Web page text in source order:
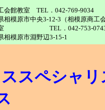
会館教室 TEL．042-769-9034
模原市中央3-12-3（相模原商工
室 TEL．042-753-
相模原市淵野辺3-15-1
スペシャリ